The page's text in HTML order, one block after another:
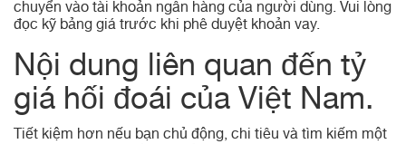
chuyển vào tài khoản ngân hàng của người dùng. Vui lòng
đọc kỹ bảng giá trước khi phê duyệt khoản vay.
Nội dung liên quan đến tỷ
giá hối đoái của Việt Nam.
Tiết kiệm hơn nếu bạn chủ động, chi tiêu và tìm kiếm một